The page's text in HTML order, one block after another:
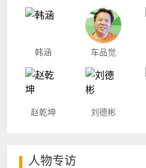
韩涵 车品觉
赵乾坤 刘德彬
人物专访